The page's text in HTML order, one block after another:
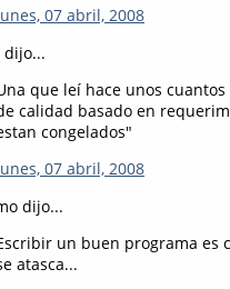
07 abril, 2008
dijo...
que leí hace unos
calidad basado en
congelados"
07 abril, 2008
dijo...
un buen programa es
atasca...